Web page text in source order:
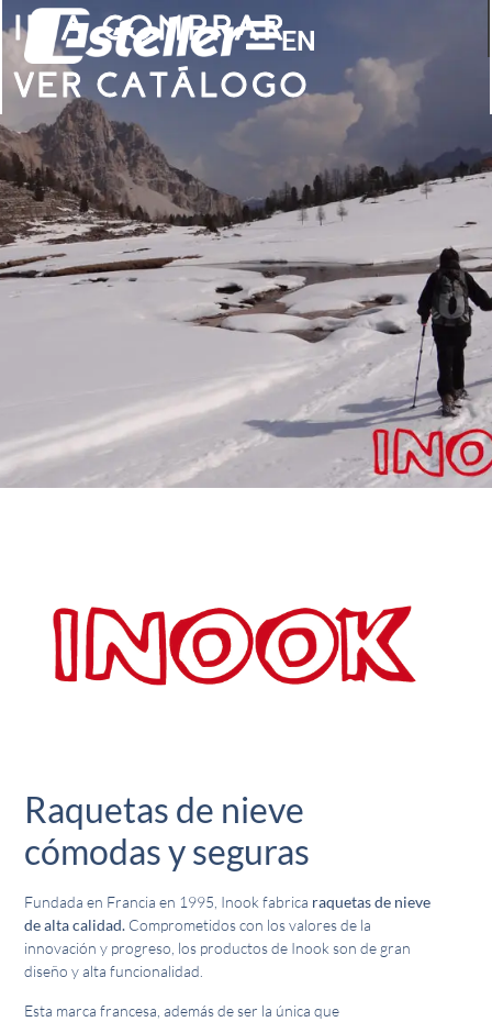
EN
IR A COMPRAR
VER CATÁLOGO
Raquetas de nieve
cómodas y seguras
Fundada en Francia en 1995, Inook fabrica raquetas de nieve
de alta calidad. Comprometidos con los valores de la
innovación y progreso, los productos de Inook son de gran
diseño y alta funcionalidad.
Esta marca francesa, además de ser la única que